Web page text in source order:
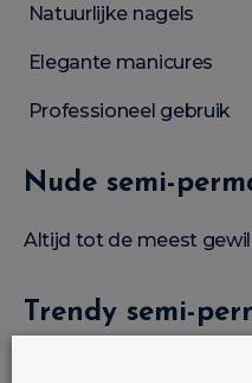
Natuurlijke nagels
Elegante manicures
Professioneel gebruik
Nude semi-
Altijd tot de meest
Trendy semi-